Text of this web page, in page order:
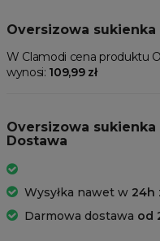
Oversizowa
W Clamodi cena produktu
wynosi: 109,99 zł
Oversizowa
Dostawa
Wysyłka nawet w 24h
Darmowa dostawa od